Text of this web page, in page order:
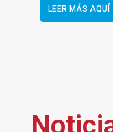
LEER MÁS AQUÍ